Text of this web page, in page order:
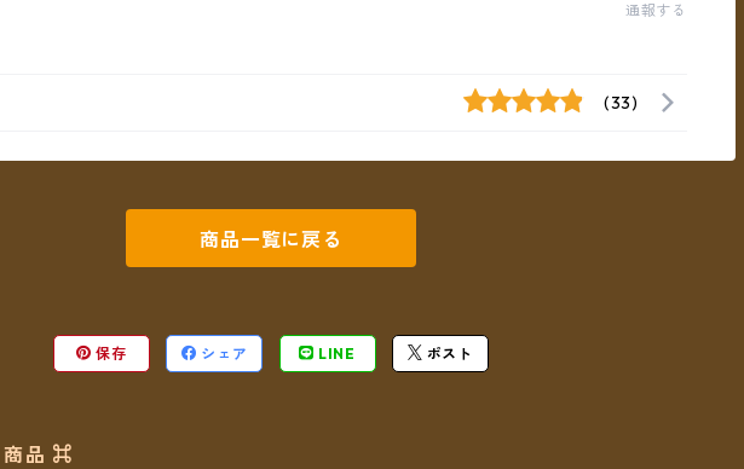
通報する
(33)
商品一覧に戻る
保存 シェア LINE ポスト
商品 ⌘